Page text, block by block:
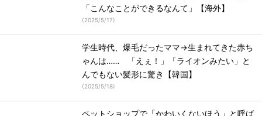
「こんなことができるなんて」【海外】
(2025/5/17)
学生時代、爆毛だったママ→生まれてきた赤ち
ゃんは…… 「えぇ！」「ライオンみたい」と
んでもない髪形に驚き【韓国】
(2025/5/18)
ペットショップで「かわいくないほう」と呼ば